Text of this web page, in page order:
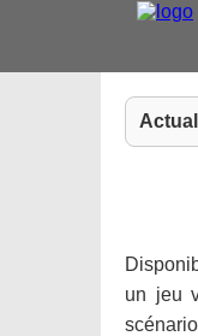
un jeu